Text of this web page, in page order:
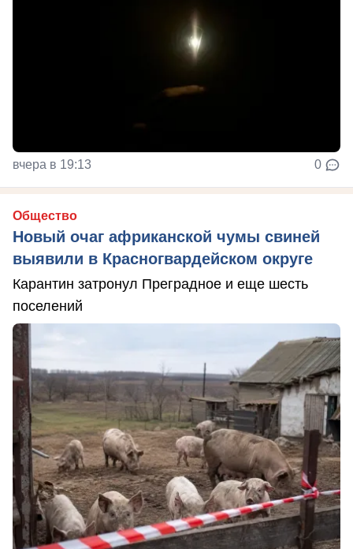
вчера в 19:13 0
Общество
Новый очаг африканской чумы свиней
выявили в Красногвардейском округе
Карантин затронул Преградное и еще шесть
поселений